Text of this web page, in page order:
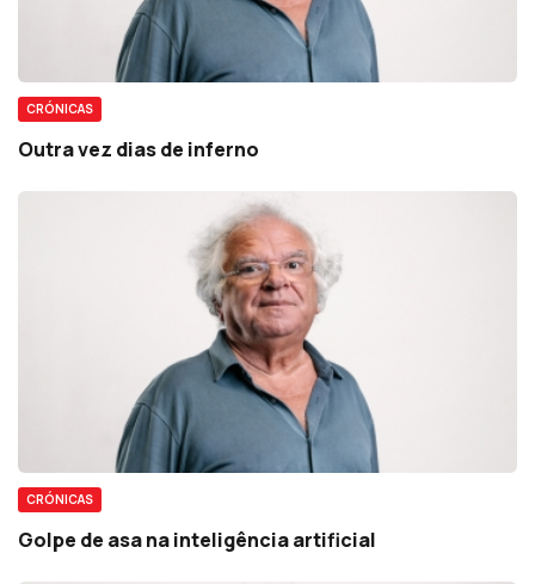
CRÓNICAS
Outra vez dias de inferno
CRÓNICAS
Golpe de asa na inteligência artificial